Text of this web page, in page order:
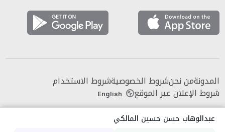
المدونةمن نحنشروط الخصوصيةشروط الاستخدام
شروط الإعلان عبر الموقع English
عبدالوهاب حسن حسين المالكي